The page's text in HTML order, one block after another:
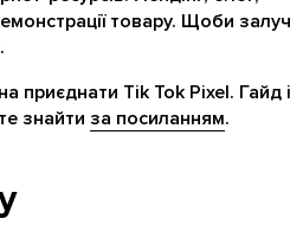
товару. Щоби
приєднати Tik Tok Pixel. Гайд
знайти за посиланням.